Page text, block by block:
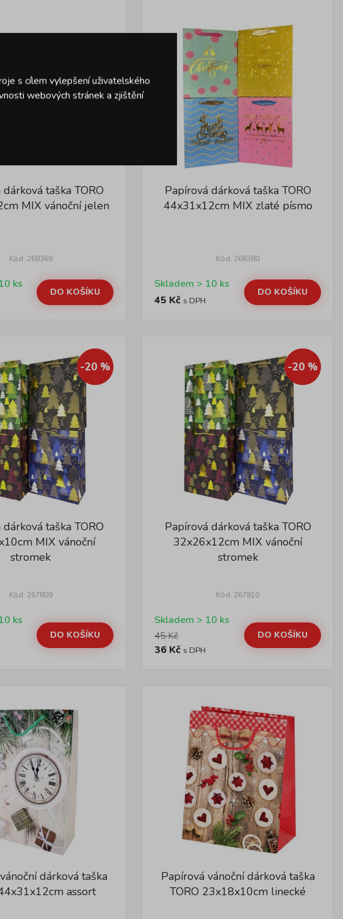
taška TORO
MIX vánoční jelen
Kód: 268369
Skladem > 10 ks
DO KOŠÍKU
Papírová dárková taška TORO
44x31x12cm MIX zlaté písmo
Kód: 268380
Skladem > 10 ks
45 Kč s DPH
DO KOŠÍKU
-20 %
taška TORO
MIX vánoční
stromek
Kód: 267809
Skladem > 10 ks
DO KOŠÍKU
-20 %
Papírová dárková taška TORO
32x26x12cm MIX vánoční
stromek
Kód: 267810
Skladem > 10 ks
45 Kč
36 Kč s DPH
DO KOŠÍKU
dárková taška
assort
Papírová vánoční dárková taška
TORO 23x18x10cm linecké
s cílem vylepšení uživatelského
webových stránek a zjištění